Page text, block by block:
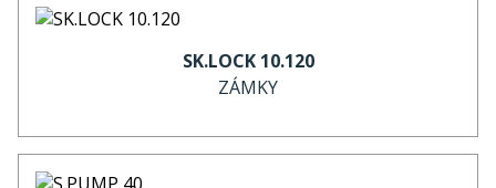
SK.LOCK 10.120
ZÁMKY